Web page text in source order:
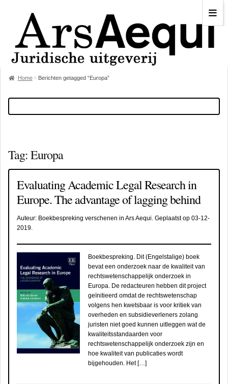
Home Berichten getagged “Europa”
Tag:Europa
Evaluating Academic Legal Research in
Europe. The advantage of lagging behind
Auteur: Boekbespreking verschenen in Ars Aequi. Geplaatst op 03-12-
2019.
Boekbespreking. Dit (Engelstalige) boek
bevat een onderzoek naar de kwaliteit van
rechtswetenschappelijk onderzoek in
Europa. De redacteuren hebben dit project
geïnitieerd omdat de rechtswetenschap
volgens hen kwetsbaar is voor kritiek van
overheden en subsidieverleners zolang
juristen niet goed kunnen uitleggen wat de
kwaliteitsstandaarden voor
rechtswetenschappelijk onderzoek zijn en
hoe kwaliteit van publicaties wordt
bijgehouden. Het […]